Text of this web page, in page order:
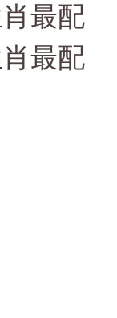
最配
最配